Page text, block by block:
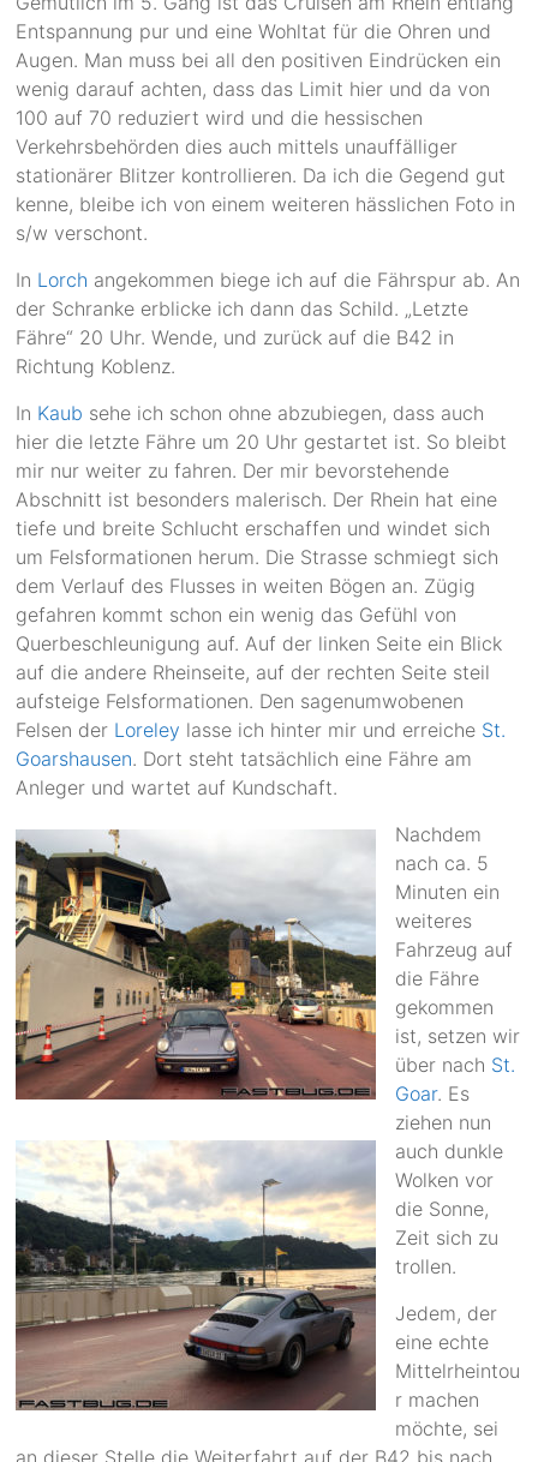
Entspannung pur und eine Wohltat für die Ohren und
Augen. Man muss bei all den positiven Eindrücken ein
wenig darauf achten, dass das Limit hier und da von
100 auf 70 reduziert wird und die hessischen
Verkehrsbehörden dies auch mittels unauffälliger
stationärer Blitzer kontrollieren. Da ich die Gegend gut
kenne, bleibe ich von einem weiteren hässlichen Foto in
s/w verschont.
In Lorch angekommen biege ich auf die Fährspur ab. An
der Schranke erblicke ich dann das Schild. „Letzte
Fähre“ 20 Uhr. Wende, und zurück auf die B42 in
Richtung Koblenz.
In Kaub sehe ich schon ohne abzubiegen, dass auch
hier die letzte Fähre um 20 Uhr gestartet ist. So bleibt
mir nur weiter zu fahren. Der mir bevorstehende
Abschnitt ist besonders malerisch. Der Rhein hat eine
tiefe und breite Schlucht erschaffen und windet sich
um Felsformationen herum. Die Strasse schmiegt sich
dem Verlauf des Flusses in weiten Bögen an. Zügig
gefahren kommt schon ein wenig das Gefühl von
Querbeschleunigung auf. Auf der linken Seite ein Blick
auf die andere Rheinseite, auf der rechten Seite steil
aufsteige Felsformationen. Den sagenumwobenen
Felsen der Loreley lasse ich hinter mir und erreiche St.
Goarshausen. Dort steht tatsächlich eine Fähre am
Anleger und wartet auf Kundschaft.
Nachdem
nach ca. 5
Minuten ein
weiteres
Fahrzeug auf
die Fähre
gekommen
ist, setzen wir
über nach St.
Goar. Es
ziehen nun
auch dunkle
Wolken vor
die Sonne,
Zeit sich zu
trollen.
Jedem, der
eine echte
Mittelrheintou
r machen
möchte, sei